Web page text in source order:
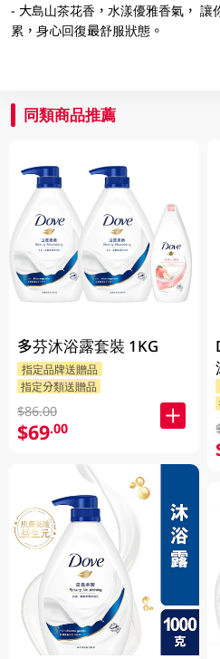
- 大島山茶花香，水漾優雅香氣， 讓
累，身心回復最舒服狀態。
同類商品推薦
多芬沐浴露套裝 1KG
指定品牌送贈品
指定分類送贈品
$86.00
$69.00